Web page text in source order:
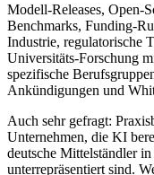
Modell-Releases, Open-
Benchmarks, Funding-
Industrie, regulatorische
Universitäts-Forschung
spezifische
Ankündigungen und
Auch sehr gefragt:
Unternehmen, die KI
deutsche Mittelständler
unterrepräsentiert sind.